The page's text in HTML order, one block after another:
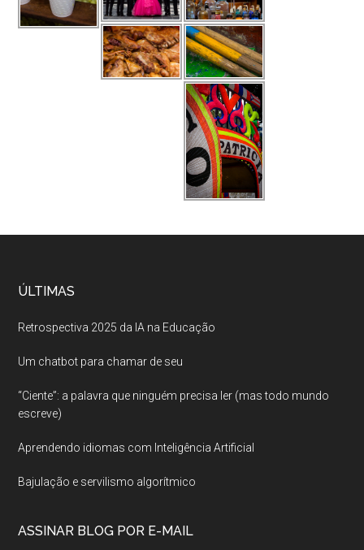
ÚLTIMAS
Retrospectiva 2025 da IA na Educação
Um chatbot para chamar de seu
“Ciente”: a palavra que ninguém precisa ler (mas todo mundo
escreve)
Aprendendo idiomas com Inteligência Artificial
Bajulação e servilismo algorítmico
ASSINAR BLOG POR E-MAIL